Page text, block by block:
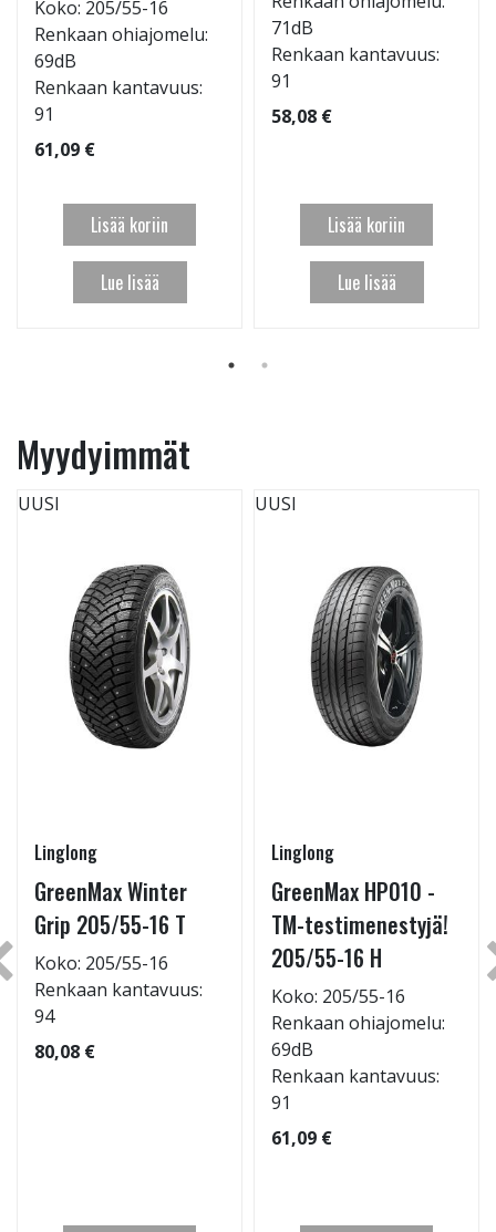
Koko: 205/55-16
Renkaan ohiajomelu:
69dB
Renkaan kantavuus:
91
61,09 €
Lisää koriin
Lue lisää
71dB
Renkaan kantavuus:
91
58,08 €
Lisää koriin
Lue lisää
Myydyimmät
UUSI
Linglong
GreenMax Winter
Grip 205/55-16 T
Koko: 205/55-16
Renkaan kantavuus:
94
80,08 €
UUSI
Linglong
GreenMax HP010 -
TM-testimenestyjä!
205/55-16 H
Koko: 205/55-16
Renkaan ohiajomelu:
69dB
Renkaan kantavuus:
91
61,09 €